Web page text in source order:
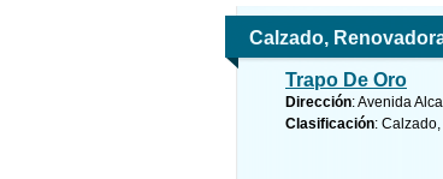
Calzado,
Trapo De Oro
Dirección: Avenida
Clasificación: